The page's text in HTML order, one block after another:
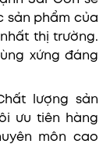
sản phẩm của
thị trường.
xứng đáng
lượng sản
ưu tiên hàng
môn cao